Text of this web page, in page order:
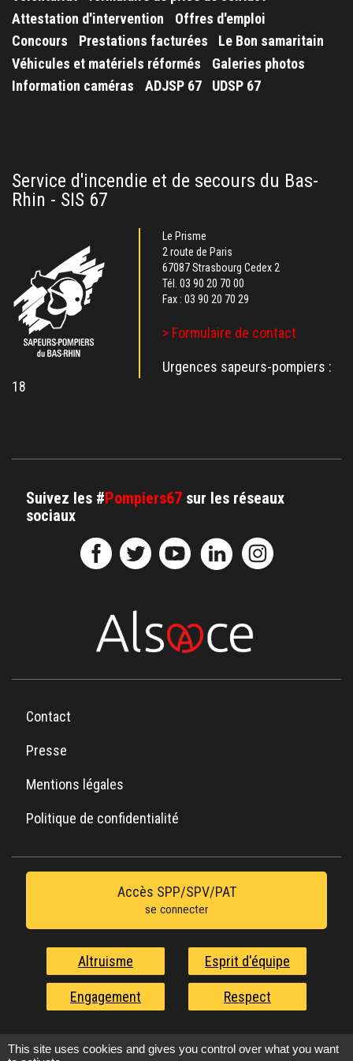
Attestation d'intervention
Offres d'emploi
Concours
Prestations facturées
Le Bon samaritain
Véhicules et matériels réformés
Galeries photos
Information caméras
ADJSP 67 UDSP 67
Service d'incendie et de secours du Bas-
Rhin - SIS 67
Le Prisme
2 route de Paris
67087 Strasbourg Cedex 2
Tél. 03 90 20 70 00
Fax : 03 90 20 70 29
> Formulaire de contact
Urgences sapeurs-pompiers :
18
Suivez les #Pompiers67 sur les réseaux
sociaux
Contact
Presse
Mentions légales
Politique de confidentialité
Accès SPP/SPV/PAT
se connecter
Altruisme Esprit d'équipe
Engagement Respect
This site uses cookies and gives you control over what you want